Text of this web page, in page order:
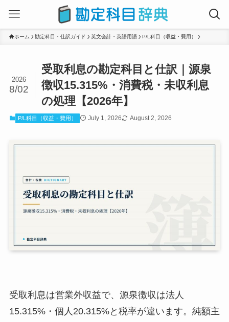
ホーム 勘定科目・仕訳ガイド 英文会計・英語用語 P/L科目（収益・費用）
受取利息の勘定科目と仕訳｜源泉
徴収15.315%・消費税・未収利息
の処理【2026年】
2026
8/02
P/L科目（収益・費用） July 1, 2026 August 2, 2026
受取利息は営業外収益で、源泉徴収は法人
15.315%・個人20.315%と税率が違います。純額主